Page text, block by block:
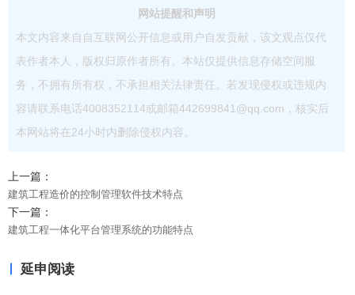
网站提醒和声明
本文内容来自自互联网公开信息或用户自发贡献，该文观点仅代
表作者本人，版权归原作者所有。本站仅提供信息存储空间服
务，不拥有所有权，不承担相关法律责任。若发现侵权或违规内
容请联系电话4008352114或邮箱442699841@qq.com，核实后
本网站将在24小时内删除侵权内容。
上一篇：
建筑工程造价的控制管理软件技术特点
下一篇：
建筑工程一体化平台管理系统的功能特点
延申阅读